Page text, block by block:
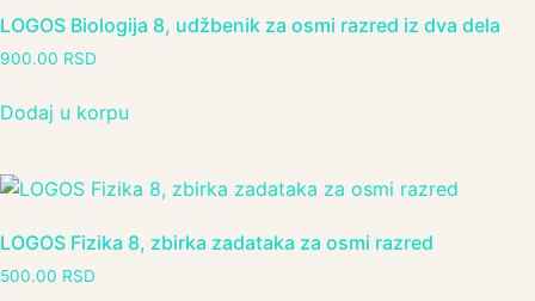
LOGOS Biologija 8, udžbenik za osmi razred iz dva dela
900.00 RSD
Dodaj u korpu
LOGOS Fizika 8, zbirka zadataka za osmi razred
500.00 RSD